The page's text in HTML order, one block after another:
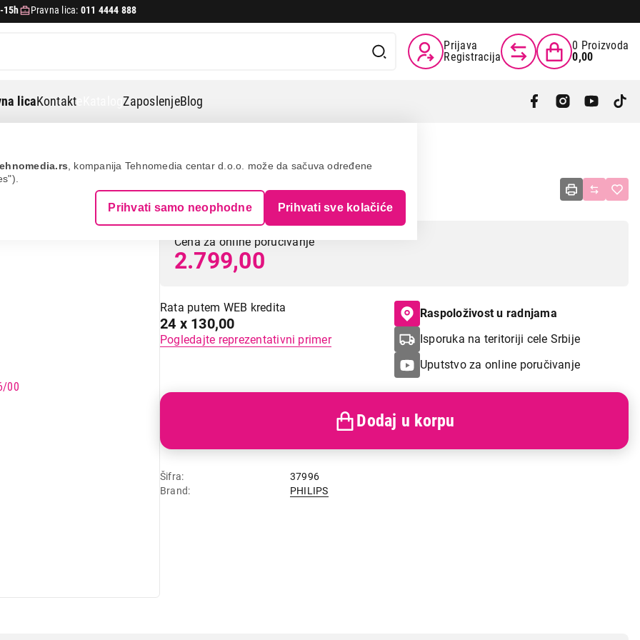
, kompanija Tehnomedia centar d.o.o. može da sačuva određene
Prihvati samo neophodne Prihvati sve kolačiće
15h Pravna lica: 011 4444 888
Prijava
Registracija
0 Proizvoda
0,00
licaKontakt eKatalogZaposlenjeBlog
PHILIPS GC026/00
Cena za online poručivanje
2.799,00
Rata putem WEB kredita
24 x 130,00
Pogledajte reprezentativni primer
Raspoloživost u radnjama
Isporuka na teritoriji cele Srbije
Uputstvo za online poručivanje
Šifra
37996
Brand
PHILIPS
Dodaj u korpu